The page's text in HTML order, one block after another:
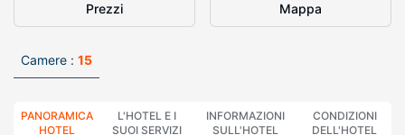
Prezzi Mappa
Camere : 15
PANORAMICA
HOTEL
L'HOTEL E I
SUOI SERVIZI
INFORMAZIONI
SULL'HOTEL
CONDIZIONI
DELL'HOTEL